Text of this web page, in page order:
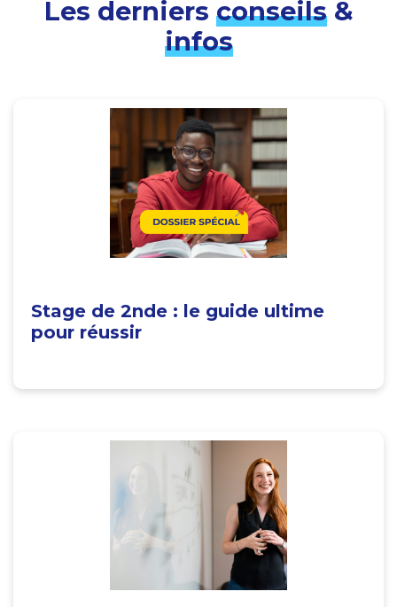
Les derniers conseils&
infos
Stage de 2nde : le guide ultime
pour réussir